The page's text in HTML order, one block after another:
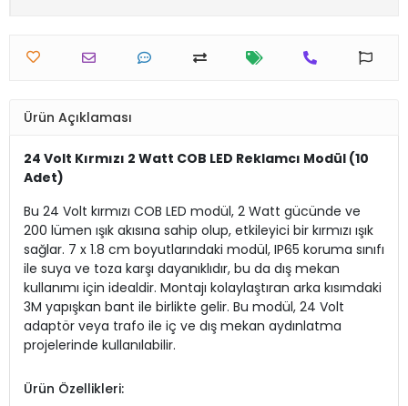
Ürün Açıklaması
24 Volt Kırmızı 2 Watt COB LED Reklamcı Modül (10
Adet)
Bu 24 Volt kırmızı COB LED modül, 2 Watt gücünde ve
200 lümen ışık akısına sahip olup, etkileyici bir kırmızı ışık
sağlar. 7 x 1.8 cm boyutlarındaki modül, IP65 koruma sınıfı
ile suya ve toza karşı dayanıklıdır, bu da dış mekan
kullanımı için idealdir. Montajı kolaylaştıran arka kısımdaki
3M yapışkan bant ile birlikte gelir. Bu modül, 24 Volt
adaptör veya trafo ile iç ve dış mekan aydınlatma
projelerinde kullanılabilir.
Ürün Özellikleri: